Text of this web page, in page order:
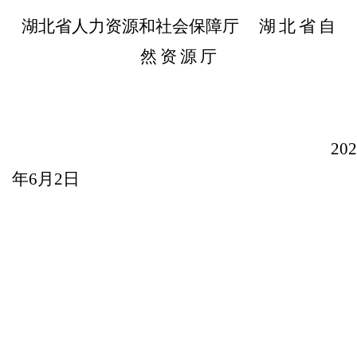
湖北省人力资源和社会保障厅 湖 北省 自
然 资 源 厅
202
年6 月 2 日